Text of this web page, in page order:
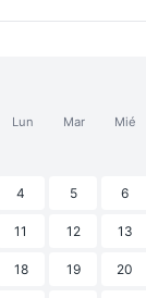
Lun Mar Mié
4 5 6
11 12 13
18 19 20